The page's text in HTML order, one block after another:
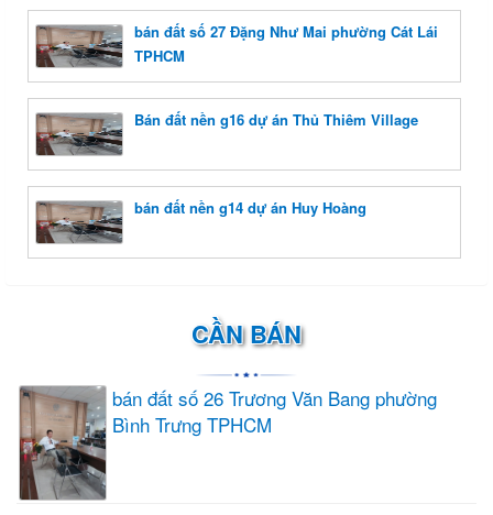
bán đất số 27 Đặng Như Mai phường Cát Lái
TPHCM
Bán đất nền g16 dự án Thủ Thiêm Village
bán đất nền g14 dự án Huy Hoàng
CẦN BÁN
bán đất số 26 Trương Văn Bang phường
Bình Trưng TPHCM